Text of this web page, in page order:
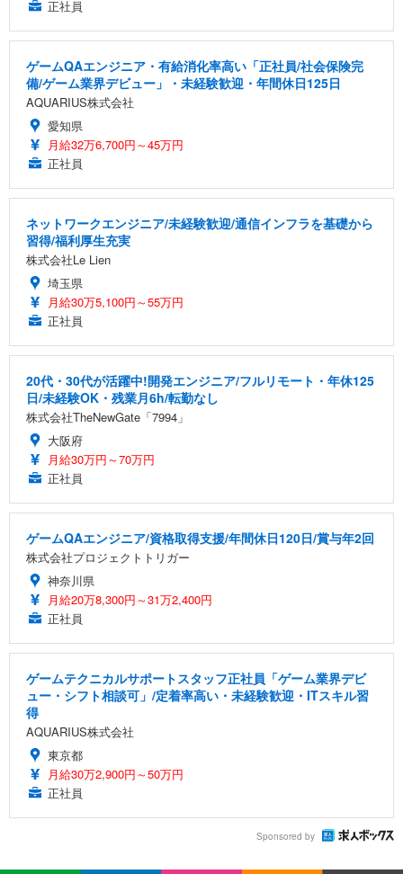
正社員
ゲームQAエンジニア・有給消化率高い「正社員/社会保険完
備/ゲーム業界デビュー」・未経験歓迎・年間休日125日
AQUARIUS株式会社
愛知県
月給32万6,700円～45万円
正社員
ネットワークエンジニア/未経験歓迎/通信インフラを基礎から
習得/福利厚生充実
株式会社Le Lien
埼玉県
月給30万5,100円～55万円
正社員
20代・30代が活躍中!開発エンジニア/フルリモート・年休125
日/未経験OK・残業月6h/転勤なし
株式会社TheNewGate「7994」
大阪府
月給30万円～70万円
正社員
ゲームQAエンジニア/資格取得支援/年間休日120日/賞与年2回
株式会社プロジェクトトリガー
神奈川県
月給20万8,300円～31万2,400円
正社員
ゲームテクニカルサポートスタッフ正社員「ゲーム業界デビ
ュー・シフト相談可」/定着率高い・未経験歓迎・ITスキル習
得
AQUARIUS株式会社
東京都
月給30万2,900円～50万円
正社員
Sponsored by